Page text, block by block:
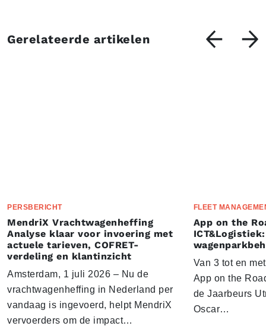
Gerelateerde artikelen
PERSBERICHT
MendriX Vrachtwagenheffing
Analyse klaar voor invoering met
actuele tarieven, COFRET-
verdeling en klantinzicht
Amsterdam, 1 juli 2026 – Nu de
vrachtwagenheffing in Nederland per
vandaag is ingevoerd, helpt MendriX
vervoerders om de impact…
FLEET
App on the
Van 3 tot en
App on the
de Jaarbeurs
Oscar…